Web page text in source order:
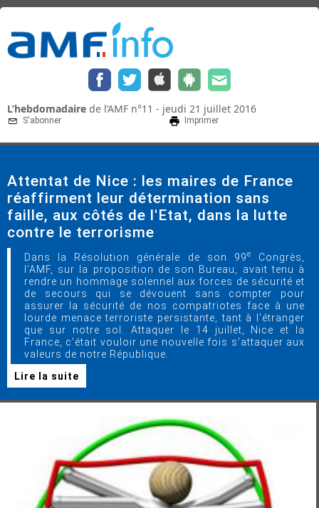
L’hebdomadaire de l’AMF n°11 - jeudi 21 juillet 2016
S'abonner Imprimer
Attentat de Nice : les maires de France
réaffirment leur détermination sans
faille, aux côtés de l'Etat, dans la lutte
contre le terrorisme
Dans la Résolution générale de son 99e
Congrès,
l’AMF, sur la proposition de son Bureau, avait tenu à
rendre un hommage solennel aux forces de sécurité et
de secours qui se dévouent sans compter pour
assurer la sécurité de nos compatriotes face à une
lourde menace terroriste persistante, tant à l’étranger
que sur notre sol. Attaquer le 14 juillet, Nice et la
France, c’était vouloir une nouvelle fois s’attaquer aux
valeurs de notre République.
Lire la suite